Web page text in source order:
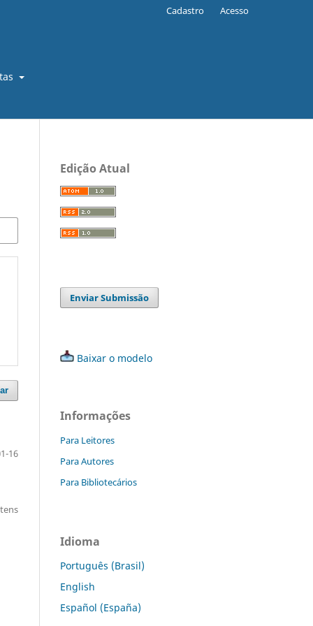
Cadastro Acesso
16
Edição Atual
Enviar Submissão
Baixar o modelo
Informações
Para Leitores
Para Autores
Para Bibliotecários
Idioma
Português (Brasil)
English
Español (España)